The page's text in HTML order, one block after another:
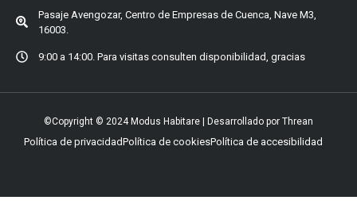
Pasaje Avengozar, Centro de Empresas de Cuenca, Nave M3,
16003.
9:00 a 14:00. Para visitas consulten disponibilidad, gracias
©Copyright © 2024 Modus Habitare | Desarrollado por Threan
Política de privacidadPolítica de cookiesPolítica de accesibilidad